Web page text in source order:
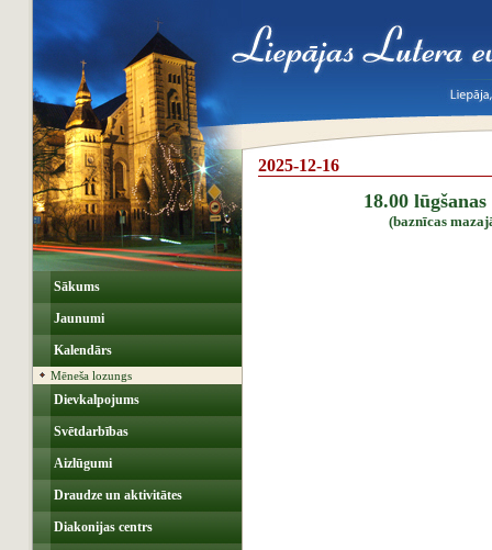
Sākums
Jaunumi
Kalendārs
Mēneša lozungs
Dievkalpojums
Svētdarbības
Aizlūgumi
Draudze un aktivitātes
Diakonijas centrs
2025-12-16
18.00
(baznīcas